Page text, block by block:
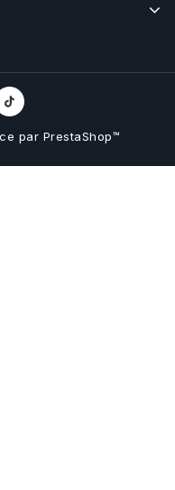
par PrestaShop™